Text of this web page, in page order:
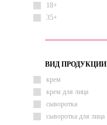
18+
35+
ВИД ПРОДУКЦИИ
крем
крем для лица
сыворотка
сыворотка для лица